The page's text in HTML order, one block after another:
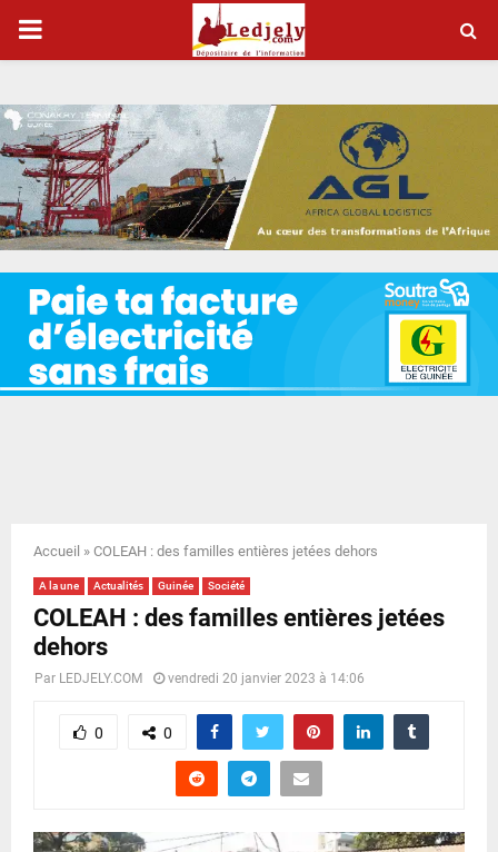
P
I
M
A
R
Y
N
U
Accueil » COLEAH : des familles entières jetées dehors
A la une Actualités Guinée Société
COLEAH : des familles entières jetées
dehors
Par LEDJELY.COM vendredi 20 janvier 2023 à 14:06
0 0